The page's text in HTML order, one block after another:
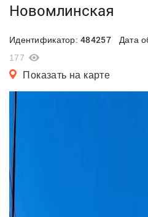
Новомлинская
Идентификатор:484257Дата
177
Показать на карте